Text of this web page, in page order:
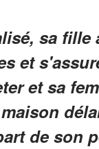
sa fille
et
et sa
de son